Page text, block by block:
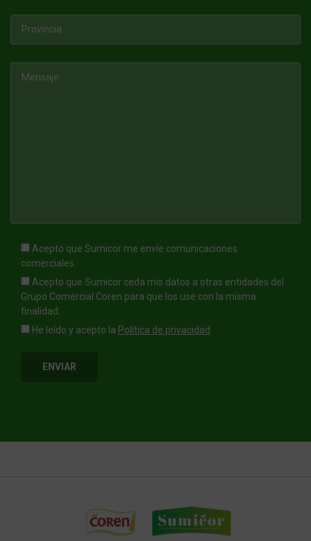
Acepto que Sumicor me envíe comunicaciones
comerciales.
Acepto que Sumicor ceda mis datos a otras entidades del
Grupo Comercial Coren para que los use con la misma
finalidad.
He leído y acepto la Política de privacidad